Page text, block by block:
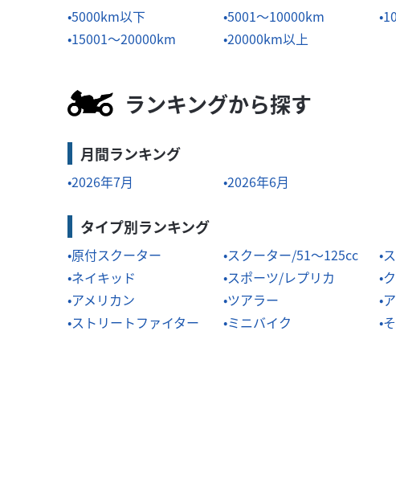
5000km以下 5001～10000km
15001～20000km
20000km以上
ランキングから探す
月間ランキング
2026年7月 2026年6月
タイプ別ランキング
原付スクーター スクーター/51～125cc
ネイキッド
スポーツ/レプリカ
アメリカン
ツアラー
ストリートファイター
ミニバイク